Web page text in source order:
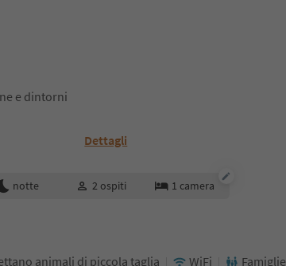
e dintorni
Dettagli
notte 2 ospiti 1 camera
animali di piccola taglia WiFi Famiglie